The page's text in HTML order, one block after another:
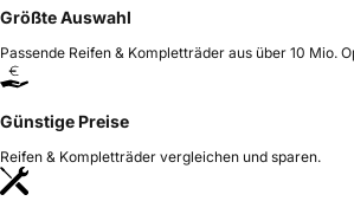
Größte Auswahl
Passende Reifen & Kompletträder aus über 10 Mio.
Günstige Preise
Reifen & Kompletträder vergleichen und sparen.